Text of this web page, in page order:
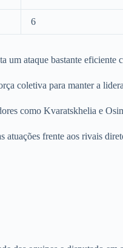
6
um ataque bastante eficiente
coletiva para manter a
como Kvaratskhelia e
atuações frente aos rivais